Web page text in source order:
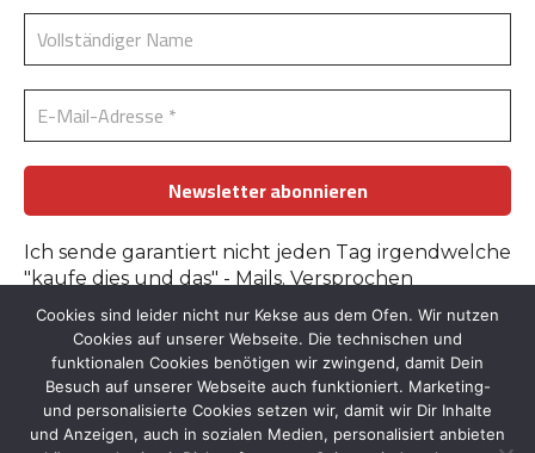
Ich sende garantiert nicht jeden Tag irgendwelche
"kaufe dies und das" - Mails. Versprochen
Erfahre mehr in der Datenschutzerklärung.
Cookies sind leider nicht nur Kekse aus dem Ofen. Wir nutzen
Cookies auf unserer Webseite. Die technischen und
funktionalen Cookies benötigen wir zwingend, damit Dein
Besuch auf unserer Webseite auch funktioniert. Marketing-
und personalisierte Cookies setzen wir, damit wir Dir Inhalte
und Anzeigen, auch in sozialen Medien, personalisiert anbieten